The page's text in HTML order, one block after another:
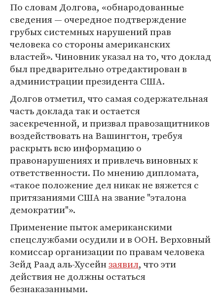
По словам Долгова, «обнародованные
сведения — очередное подтверждение
грубых системных нарушений прав
человека со стороны американских
властей». Чиновник указал на то, что доклад
был предварительно отредактирован в
администрации президента США.
Долгов отметил, что самая содержательная
часть доклада так и остается
засекреченной, и призвал правозащитников
воздействовать на Вашингтон, требуя
раскрыть всю информацию о
правонарушениях и привлечь виновных к
ответственности. По мнению дипломата,
«такое положение дел никак не вяжется с
притязаниями США на звание "эталона
демократии"».
Применение пыток американскими
спецслужбами осудили и в ООН. Верховный
комиссар организации по правам человека
Зейд Раад аль-Хусейнзаявил, что эти
действия не должны остаться
безнаказанными.